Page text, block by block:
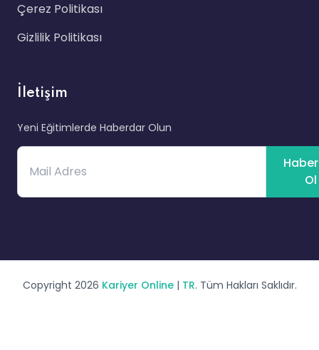
Çerez Politikası
Gizlilik Politikası
İletişim
Yeni Eğitimlerde Haberdar Olun
Ol
Copyright 2026 Kariyer Online| TR. Tüm Hakları Saklıdır.